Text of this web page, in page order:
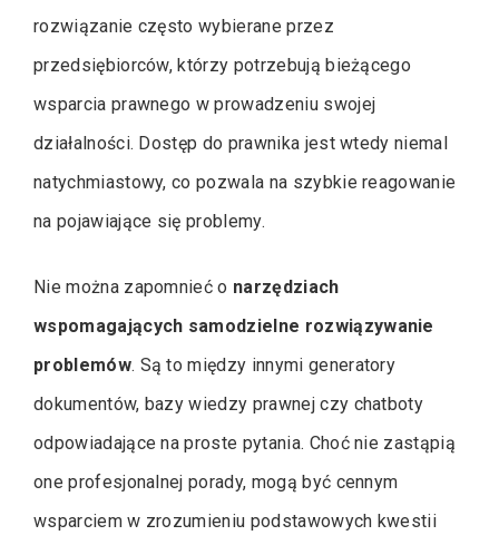
rozwiązanie często wybierane przez
przedsiębiorców, którzy potrzebują bieżącego
wsparcia prawnego w prowadzeniu swojej
działalności. Dostęp do prawnika jest wtedy niemal
natychmiastowy, co pozwala na szybkie reagowanie
na pojawiające się problemy.
Nie można zapomnieć o narzędziach
wspomagających samodzielne rozwiązywanie
problemów. Są to między innymi generatory
dokumentów, bazy wiedzy prawnej czy chatboty
odpowiadające na proste pytania. Choć nie zastąpią
one profesjonalnej porady, mogą być cennym
wsparciem w zrozumieniu podstawowych kwestii